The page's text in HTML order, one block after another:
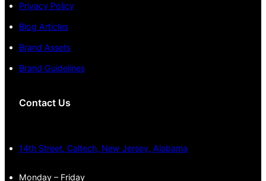
Privacy Policy
Blog Articles
Brand Assets
Brand Guidelines
Contact Us
14th Street, Caltech, New Jersey, Alabama
Monday – Friday